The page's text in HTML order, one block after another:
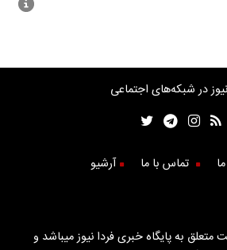
در شبکه‌های اجتماعی
تماس با ما آرشیو
به پایگاه خبری فردا نیوز میباشد و